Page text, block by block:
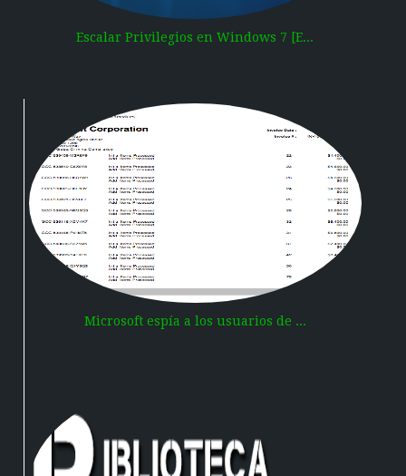
Escalar Privilegios en Windows 7 [E...
Microsoft espía a los usuarios de ...